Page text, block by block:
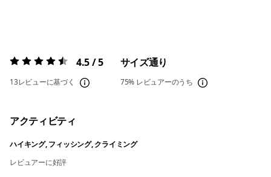
評価:4.5 / 5 4.5 / 5
13レビューに基づく
サイズ通り
75% レビュアーのうち
アクティビティ
ハイキング, フィッシング, クライミング
レビュアーに好評